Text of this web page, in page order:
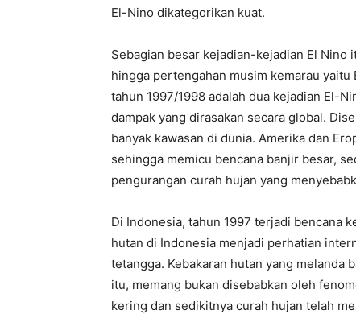
El-Nino dikategorikan kuat.
Sebagian besar kejadian-kejadian El Nino
hingga pertengahan musim kemarau
tahun 1997/1998 adalah dua kejadian El-
dampak yang dirasakan secara global.
banyak kawasan di dunia. Amerika dan
sehingga memicu bencana banjir besar,
pengurangan curah hujan yang
Di Indonesia, tahun 1997 terjadi bencana
hutan di Indonesia menjadi perhatian
tetangga. Kebakaran hutan yang melanda
itu, memang bukan disebabkan oleh
kering dan sedikitnya curah hujan telah